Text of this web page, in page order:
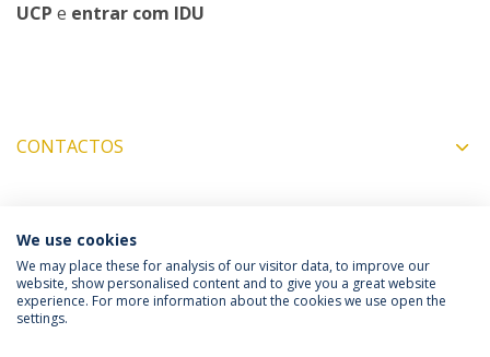
UCP e entrar com IDU
CONTACTOS
COORDENADORES
Política de Privacidade
Termos & Condições
We use cookies
We may place these for analysis of our visitor data, to improve our
website, show personalised content and to give you a great website
experience. For more information about the cookies we use open the
settings.